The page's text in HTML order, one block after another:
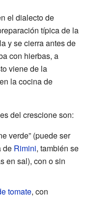
el dialecto de
típica de la
y se cierra antes de
con hierbas, a
viene de la
la cocina de
del crescione son:
verde” (puede ser
de Rimini, también se
en sal), con o sin
tomate, con